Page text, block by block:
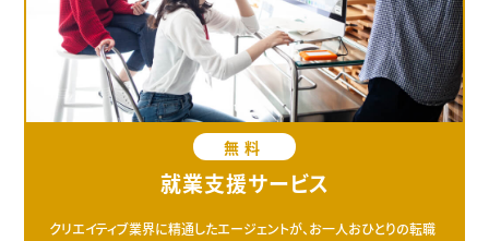
無料
就業支援サービス
クリエイティブ業界に精通したエージェントが、お一人おひとりの転職